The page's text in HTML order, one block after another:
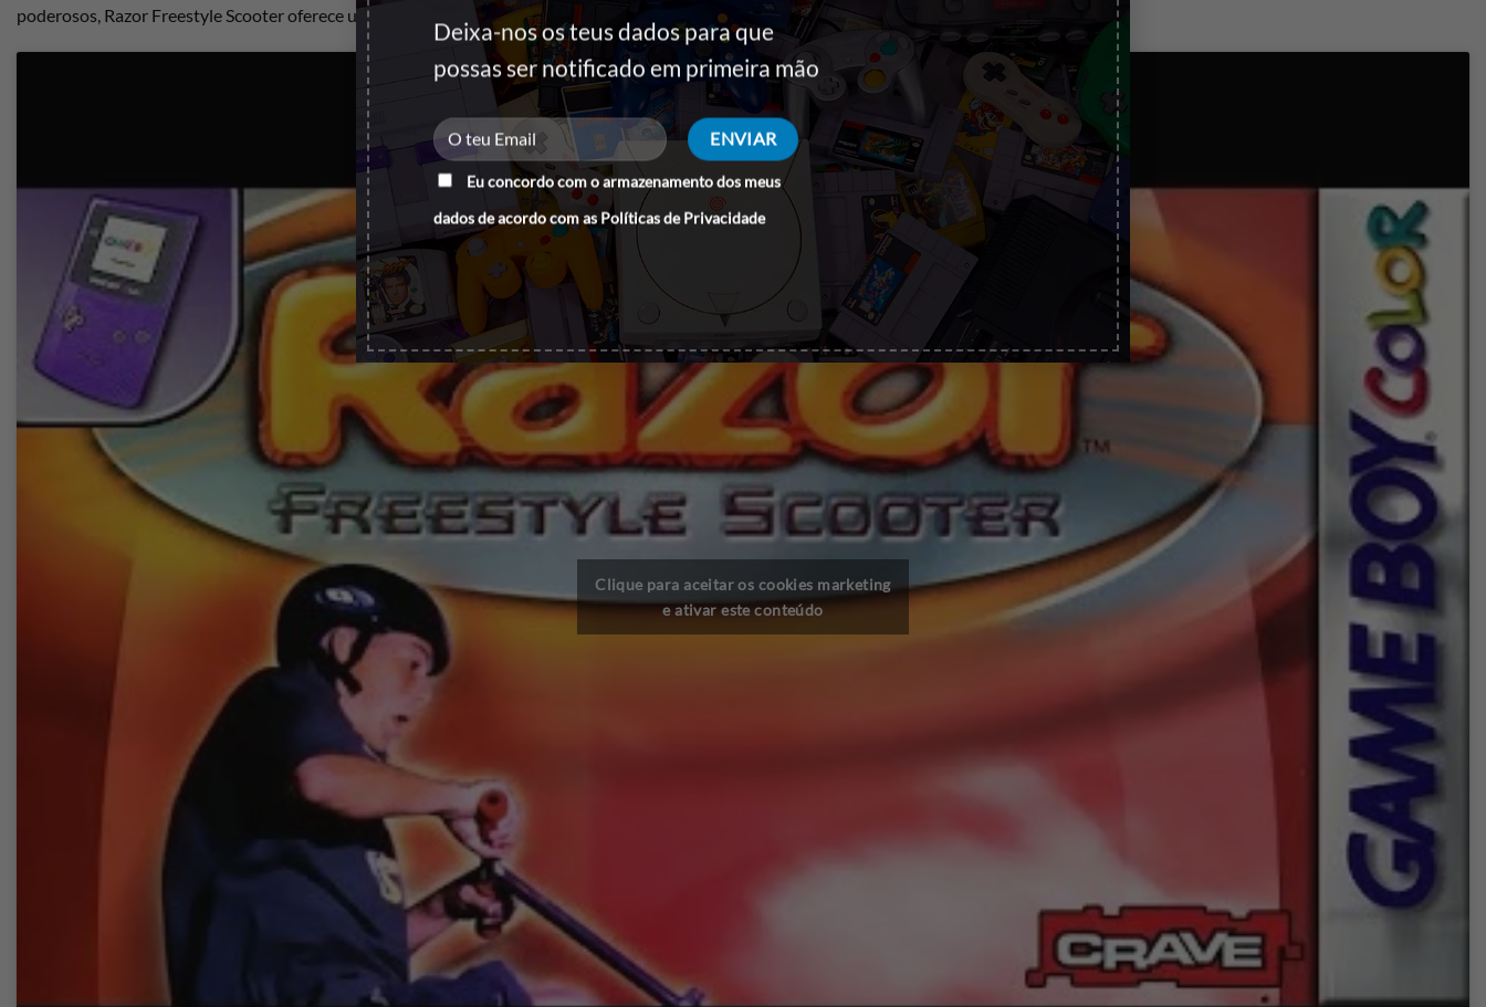
Deixa-nos os teus dados para que
possas ser notificado em primeira mão
Eu concordo com o armazenamento dos meus
dados de acordo com as Políticas de Privacidade
poderosos, Razor Freestyle Scooter oferece uma experiência divertida e dinâmica para os fãs de jogos portáteis.
Clique para aceitar os cookies marketing
e ativar este conteúdo